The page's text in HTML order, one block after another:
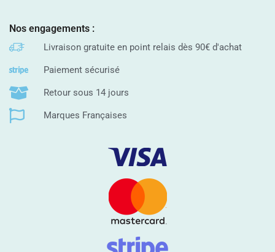
Nos engagements :
Livraison gratuite en point relais dès 90€ d'achat
Paiement sécurisé
Retour sous 14 jours
Marques Françaises